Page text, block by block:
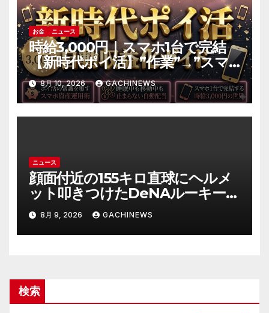
お金 ニュース
時給3,000円｜スマホ1台で完結
【新時代ポイ活】”作業”→”スマ
ホ資産の運用”へ｜自動収益の仕
組み化の全手順
8月 10, 2026 GACHINEWS
ニュース
顔面付近の155キロ直球にヘルメ
ット叩きつけたDeNAルーキー宮
下朝陽に擁護の声 「負けん気必
要」と球団OB(J-CASTニュース)
8月 9, 2026 GACHINEWS
検索